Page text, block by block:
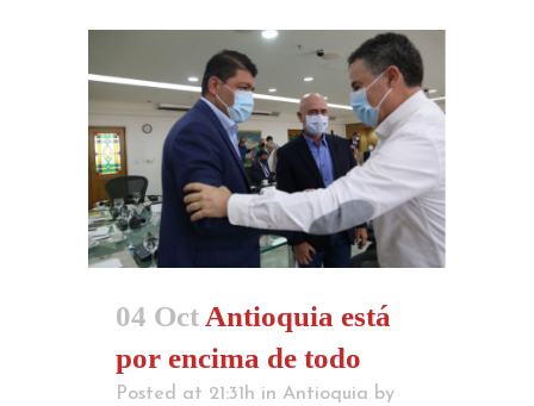
04 Oct Antioquia está
por encima de todo
Posted at 21:31h in Antioquia by